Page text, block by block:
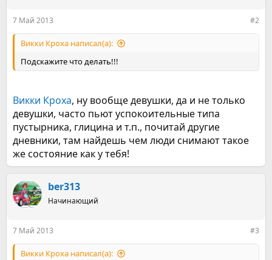
7 Май 2013 #2
Викки Кроха написал(а):
Подскажите что делать!!!
Викки Кроха, ну вообще девушки, да и не только
девушки, часто пьют успокоительные типа
пустырника, глицина и т.п., почитай другие
дневники, там найдешь чем люди снимают такое
же состояние как у тебя!
ber313
Начинающий
7 Май 2013 #3
Викки Кроха написал(а):